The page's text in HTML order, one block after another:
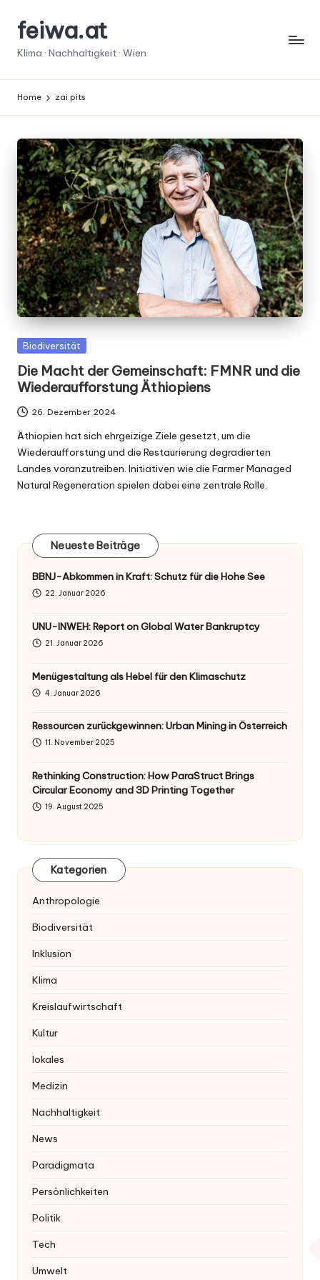
Skipfeiwa.at
Klima · Nachhaltigkeit · Wien
Home zai pits
Posted
Biodiversität
Die Macht der Gemeinschaft: FMNR und die
Wiederaufforstung Äthiopiens
26. Dezember 2024
Äthiopien hat sich ehrgeizige Ziele gesetzt, um die
Wiederaufforstung und die Restaurierung degradierten
Landes voranzutreiben. Initiativen wie die Farmer Managed
Natural Regeneration spielen dabei eine zentrale Rolle.
Neueste Beiträge
BBNJ-Abkommen in Kraft: Schutz für die Hohe See
22. Januar 2026
UNU-INWEH: Report on Global Water Bankruptcy
21. Januar 2026
Menügestaltung als Hebel für den Klimaschutz
4. Januar 2026
Ressourcen zurückgewinnen: Urban Mining in Österreich
11. November 2025
Rethinking Construction: How ParaStruct Brings
Circular Economy and 3D Printing Together
19. August 2025
Kategorien
Anthropologie
Biodiversität
Inklusion
Klima
Kreislaufwirtschaft
Kultur
lokales
Medizin
Nachhaltigkeit
News
Paradigmata
Persönlichkeiten
Politik
Tech
Umwelt